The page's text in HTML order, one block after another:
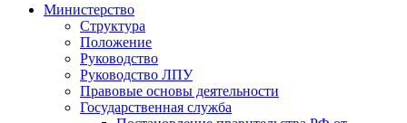
Министерство
Структура
Положение
Руководство
Руководство ЛПУ
Правовые основы деятельности
Государственная служба